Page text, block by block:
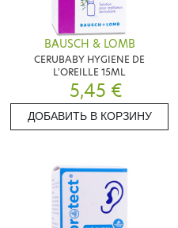
BAUSCH & LOMB
CERUBABY HYGIENE DE
L'OREILLE 15ML
5,45 €
ДОБАВИТЬ В КОРЗИНУ